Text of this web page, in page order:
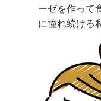
ーゼを作って
に憧れ続ける